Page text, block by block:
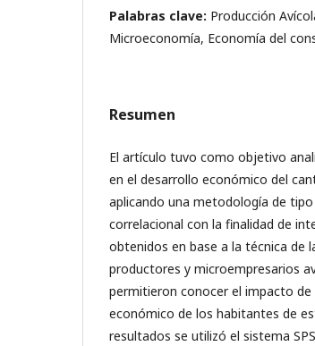
Palabras clave: Producción
Microeconomía, Economía del
Resumen
El artículo tuvo como objetivo
en el desarrollo económico del
aplicando una metodología de
correlacional con la finalidad de
obtenidos en base a la técnica de
productores y microempresarios
permitieron conocer el impacto
económico de los habitantes de
resultados se utilizó el sistema